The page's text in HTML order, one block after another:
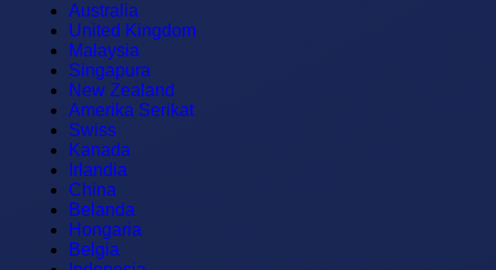
Australia
United Kingdom
Malaysia
Singapura
New Zealand
Amerika Serikat
Swiss
Kanada
Irlandia
China
Belanda
Hongaria
Belgia